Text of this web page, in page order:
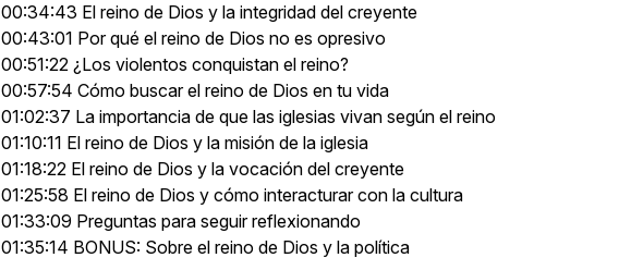
00:34:43 El reino de Dios y la integridad del creyente
00:43:01 Por qué el reino de Dios no es opresivo
00:51:22 ¿Los violentos conquistan el reino?
00:57:54 Cómo buscar el reino de Dios en tu vida
01:02:37 La importancia de que las iglesias vivan según el reino
01:10:11 El reino de Dios y la misión de la iglesia
01:18:22 El reino de Dios y la vocación del creyente
01:25:58 El reino de Dios y cómo interacturar con la cultura
01:33:09 Preguntas para seguir reflexionando
01:35:14 BONUS: Sobre el reino de Dios y la política